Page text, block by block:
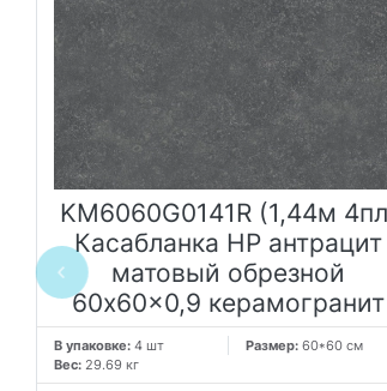
KM6060G0141R (1,44м
Касабланка HP антрацит
матовый обрезной
60x60x0,9 керамогранит
В упаковке: 4 шт Размер: 60*60 см
Вес: 29.69 кг